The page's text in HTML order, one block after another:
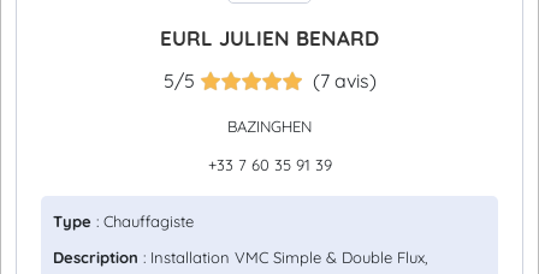
EURL JULIEN BENARD
5/5 (7 avis)
BAZINGHEN
+33 7 60 35 91 39
Type : Chauffagiste
Description : Installation VMC Simple & Double Flux,